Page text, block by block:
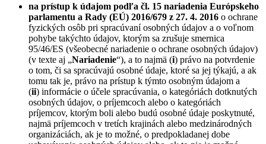
na prístup k údajom podľa čl. 15 nariadenia Európskeho
parlamentu a Rady (EÚ) 2016/679 z 27. 4. 2016 o ochrane
fyzických osôb pri spracúvaní osobných údajov a o voľnom
pohybe takýchto údajov, ktorým sa zrušuje smernica
95/46/ES (všeobecné nariadenie o ochrane osobných údajov)
(v texte aj „Nariadenie“), a to najmä (i) právo na potvrdenie
o tom, či sa spracúvajú osobné údaje, ktoré sa jej týkajú, a ak
tomu tak je, právo na prístup k týmto osobným údajom a
(ii) informácie o účele spracúvania, o kategóriách dotknutých
osobných údajov, o príjemcoch alebo o kategóriách
príjemcov, ktorým boli alebo budú osobné údaje poskytnuté,
najmä príjemcoch v tretích krajinách alebo medzinárodných
organizáciách, ak je to možné, o predpokladanej dobe